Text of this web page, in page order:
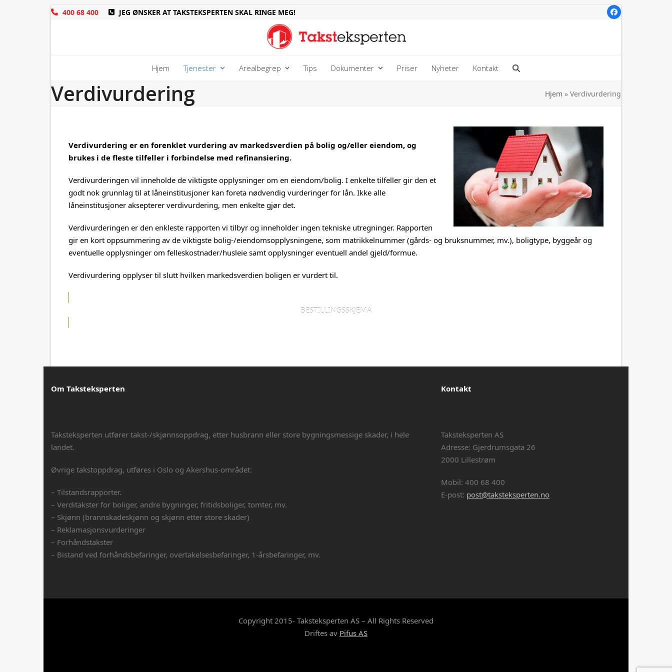
400 68 400 JEG ØNSKER AT TAKSTEKSPERTEN SKAL RINGE MEG! Facebook
Hjem Tjenester Arealbegrep Tips Dokumenter Priser Nyheter Kontakt
Verdivurdering Hjem » Verdivurdering
Verdivurdering er en forenklet vurdering av markedsverdien på bolig og/eller eiendom, og
brukes i de fleste tilfeller i forbindelse med refinansiering.
Verdivurderingen vil inneholde de viktigste opplysninger om en eiendom/bolig. I enkelte tilfeller gir den et
godt nok grunnlag til at låneinstitusjoner kan foreta nødvendig vurderinger for lån. Ikke alle
låneinstitusjoner aksepterer verdivurdering, men enkelte gjør det.
Verdivurderingen er den enkleste rapporten vi tilbyr og inneholder ingen tekniske utregninger. Rapporten
gir en kort oppsummering av de viktigste bolig-/eiendomsopplysningene, som matrikkelnummer (gårds- og bruksnummer, mv.), boligtype, byggeår og
eventuelle opplysninger om felleskostnader/husleie samt opplysninger eventuell andel gjeld/formue.
Verdivurdering opplyser til slutt hvilken markedsverdien boligen er vurdert til.
BESTILLINGSSKJEMA
Om Taksteksperten
Taksteksperten utfører takst-/skjønnsoppdrag, etter husbrann eller store bygningsmessige skader, i hele
landet.
Øvrige takstoppdrag, utføres i Oslo og Akershus-området:
– Tilstandsrapporter.
– Verditakster for boliger, andre bygninger, fritidsboliger, tomter, mv.
– Skjønn (brannskadeskjønn og skjønn etter store skader)
– Reklamasjonsvurderinger
– Forhåndstakster
– Bistand ved forhåndsbefaringer, overtakelsesbefaringer, 1-årsbefaringer, mv.
Kontakt
Taksteksperten AS
Adresse: Gjerdrumsgata 26
2000 Lillestrøm
Mobil: 400 68 400
E-post: post@taksteksperten.no
Copyright 2015- Taksteksperten AS – All Rights Reserved
Driftes av Pifus AS